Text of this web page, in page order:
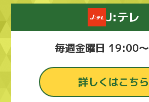
J:テレ
毎週金曜日 19:00
詳しくはこちら